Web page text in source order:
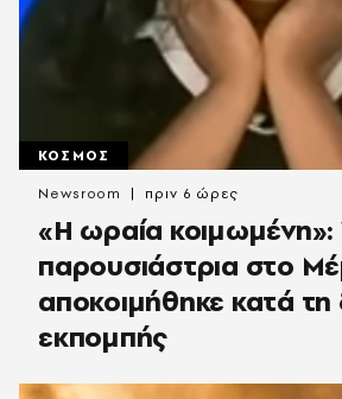
ΚΟΣΜΟΣ
«H ωραία κοιμωμένη»:
παρουσιάστρια στο
αποκοιμήθηκε κατά τη
εκπομπής
Newsroom πριν 6 ώρες